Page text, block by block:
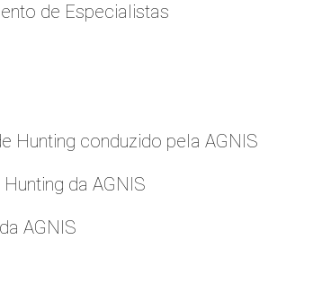
de Especialistas
Hunting conduzido pela AGNIS
da AGNIS
AGNIS